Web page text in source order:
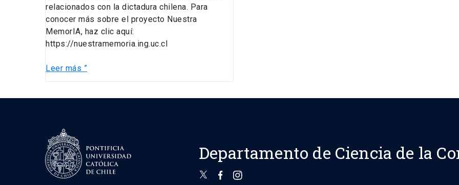
relacionados con la dictadura chilena. Para
conocer más sobre el proyecto Nuestra
MemorIA, haz clic aquí:
https://nuestramemoria.ing.uc.cl
Leer más ”
Departamento de Ciencia de la